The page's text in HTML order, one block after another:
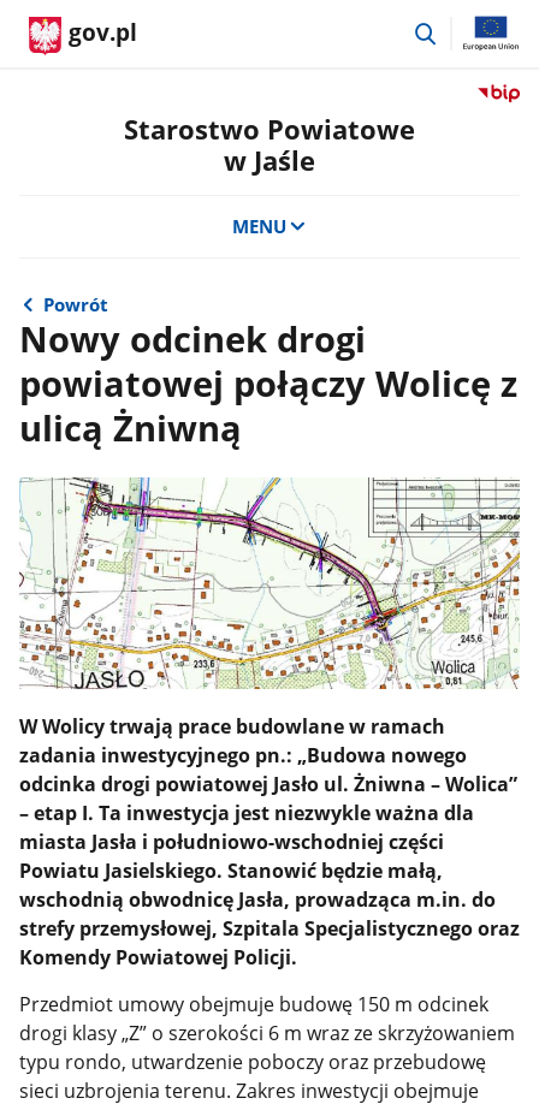
gov.pl
przejdź
Przejdź
Starostwo Powiatowe
w Jaśle
MENU
Powrót
Nowy odcinek drogi
powiatowej połączy Wolicę z
ulicą Żniwną
W Wolicy trwają prace budowlane w ramach
zadania inwestycyjnego pn.: „Budowa nowego
odcinka drogi powiatowej Jasło ul. Żniwna – Wolica”
– etap I. Ta inwestycja jest niezwykle ważna dla
miasta Jasła i południowo-wschodniej części
Powiatu Jasielskiego. Stanowić będzie małą,
wschodnią obwodnicę Jasła, prowadząca m.in. do
strefy przemysłowej, Szpitala Specjalistycznego oraz
Komendy Powiatowej Policji.
Przedmiot umowy obejmuje budowę 150 m odcinek
drogi klasy „Z” o szerokości 6 m wraz ze skrzyżowaniem
typu rondo, utwardzenie poboczy oraz przebudowę
sieci uzbrojenia terenu. Zakres inwestycji obejmuje